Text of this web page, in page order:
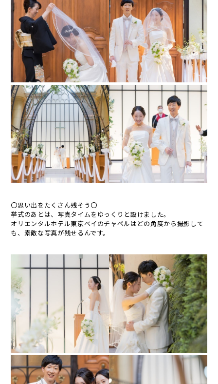
〇思い出をたくさん残そう〇
挙式のあとは、写真タイムをゆっくりと設けました。
オリエンタルホテル東京ベイのチャペルはどの角度から撮影して
も、素敵な写真が残せるんです。